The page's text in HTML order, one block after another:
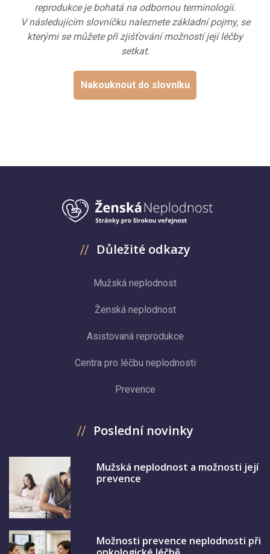
reprodukce je bohatá na odbornou terminologii.
V následujícím slovníčku naleznete základní pojmy, se
kterými se můžete při zjišťování možností její léčby
setkat.
Nakouknout do slovníku
Důležité odkazy
Mužská neplodnost
Ženská neplodnost
Asistovaná reprodukce
Centra pro léčbu neplodnosti
Prevence
Poslední novinky
Mužská neplodnost a možnosti její
prevence
Možnosti prevence neplodnosti při